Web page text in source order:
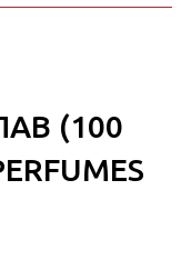
(100